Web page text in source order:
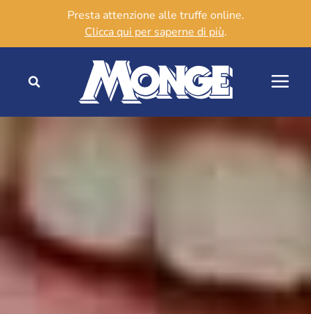
Presta attenzione alle truffe online.
Clicca qui per saperne di più.